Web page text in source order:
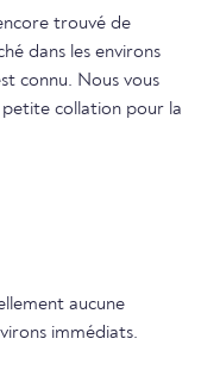
trouvé de
dans les environs
connu. Nous vous
collation pour la
aucune
immédiats.